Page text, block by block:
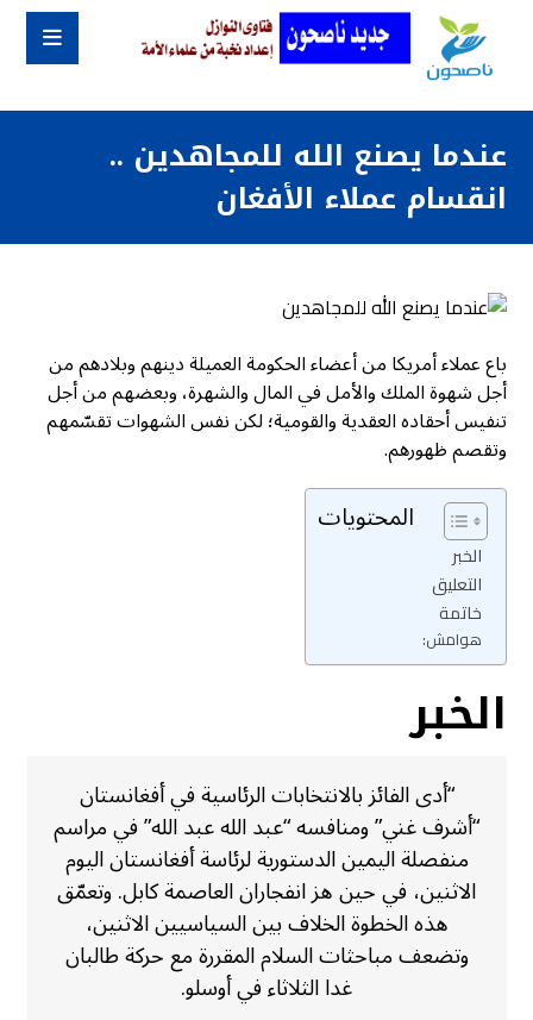
عندما يصنع الله للمجاهدين ..
انقسام عملاء الأفغان
باع عملاء أمريكا من أعضاء الحكومة العميلة دينهم وبلادهم من
أجل شهوة الملك والأمل في المال والشهرة، وبعضهم من أجل
تنفيس أحقاده العقدية والقومية؛ لكن نفس الشهوات تقسّمهم
وتقصم ظهورهم.
المحتويات
الخبر
التعليق
خاتمة
هوامش:
الخبر
“أدى الفائز بالانتخابات الرئاسية في أفغانستان
“أشرف غني” ومنافسه “عبد الله عبد الله” في مراسم
منفصلة اليمين الدستورية لرئاسة أفغانستان اليوم
الاثنين، في حين هز انفجاران العاصمة كابل. وتعمّق
هذه الخطوة الخلاف بين السياسيين الاثنين،
وتضعف مباحثات السلام المقررة مع حركة طالبان
غدا الثلاثاء في أوسلو.